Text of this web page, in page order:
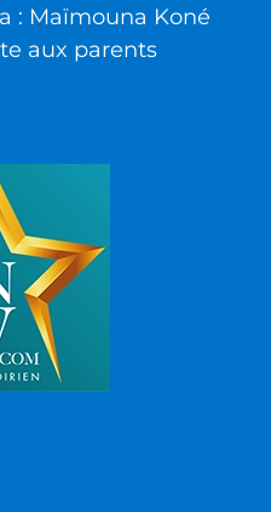
: Maïmouna Koné
aux parents